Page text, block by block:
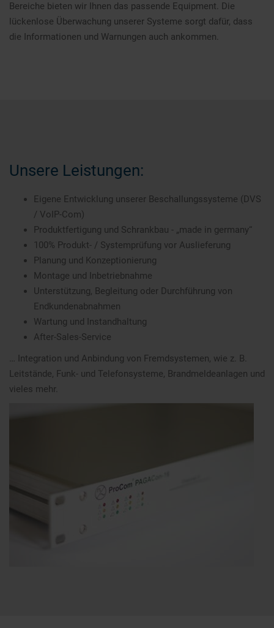
Bereiche bieten wir Ihnen das passende Equipment. Die
lückenlose Überwachung unserer Systeme sorgt dafür, dass
die Informationen und Warnungen auch ankommen.
Unsere Leistungen:
Eigene Entwicklung unserer Beschallungssysteme (DVS
/ VoIP-Com)
Produktfertigung und Schrankbau - „made in germany“
100% Produkt- / Systemprüfung vor Auslieferung
Planung und Konzeptionierung
Montage und Inbetriebnahme
Unterstützung, Begleitung oder Durchführung von
Endkundenabnahmen
Wartung und Instandhaltung
After-Sales-Service
… Integration und Anbindung von Fremdsystemen, wie z. B.
Leitstände, Funk- und Telefonsysteme, Brandmeldeanlagen und
vieles mehr.